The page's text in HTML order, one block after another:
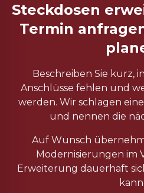
Steckdosen
Termin
Beschreiben Sie kurz,
Anschlüsse fehlen und
werden. Wir schlagen
und nennen die
Auf Wunsch
Modernisierungen im
Erweiterung dauerhaft
kann.